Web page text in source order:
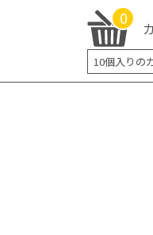
0
10個入り
5個入り